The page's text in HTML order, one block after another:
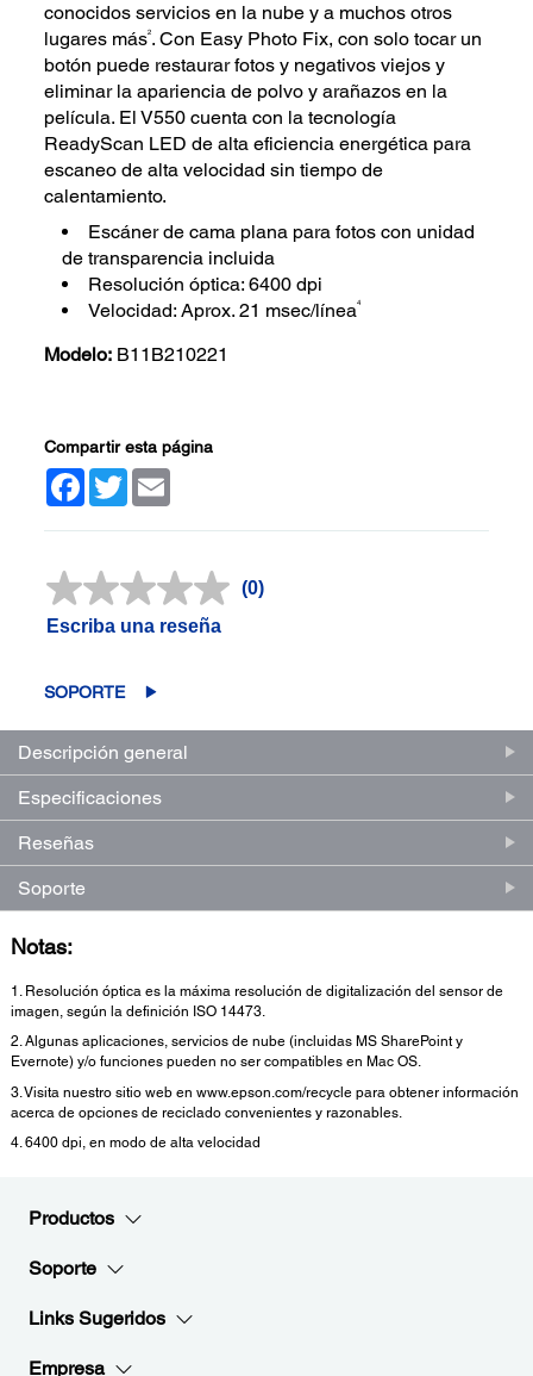
conocidos servicios en la nube y a muchos otros
lugares más2. Con Easy Photo Fix, con solo tocar un
botón puede restaurar fotos y negativos viejos y
eliminar la apariencia de polvo y arañazos en la
película. El V550 cuenta con la tecnología
ReadyScan LED de alta eficiencia energética para
escaneo de alta velocidad sin tiempo de
calentamiento.
Escáner de cama plana para fotos con unidad
de transparencia incluida
Resolución óptica: 6400 dpi
Velocidad: Aprox. 21 msec/línea4
Modelo: B11B210221
Compartir esta página
Facebook
Twitter
Sin
(0)
Escriba una reseña
SOPORTE
Descripción general
Especificaciones
Reseñas
Soporte
Notas:
1. Resolución óptica es la máxima resolución de digitalización del sensor de
imagen, según la definición ISO 14473.
2. Algunas aplicaciones, servicios de nube (incluidas MS SharePoint y
Evernote) y/o funciones pueden no ser compatibles en Mac OS.
3. Visita nuestro sitio web en www.epson.com/recycle para obtener información
acerca de opciones de reciclado convenientes y razonables.
4. 6400 dpi, en modo de alta velocidad
Productos
Soporte
Links Sugeridos
Empresa